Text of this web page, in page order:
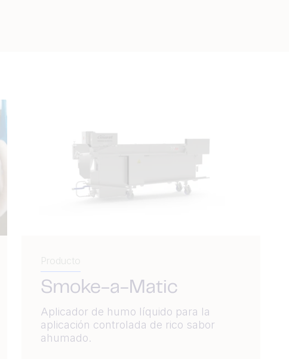
Producto
Smoke-a-Matic
Aplicador de humo líquido para la
aplicación controlada de rico sabor
ahumado.